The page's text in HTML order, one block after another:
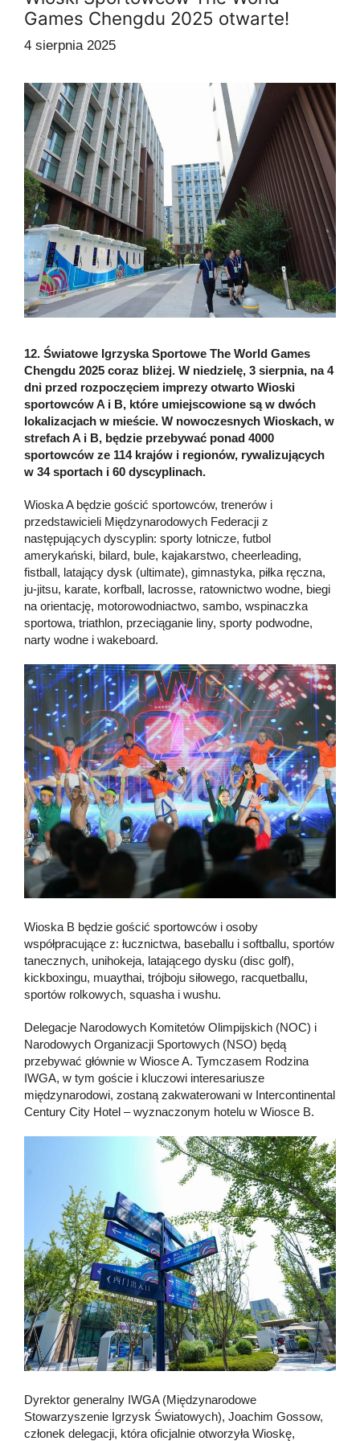
Games Chengdu 2025 otwarte!
4 sierpnia 2025
12. Światowe Igrzyska Sportowe The World Games
Chengdu 2025 coraz bliżej. W niedzielę, 3 sierpnia, na 4
dni przed rozpoczęciem imprezy otwarto Wioski
sportowców A i B, które umiejscowione są w dwóch
lokalizacjach w mieście. W nowoczesnych Wioskach, w
strefach A i B, będzie przebywać ponad 4000
sportowców ze 114 krajów i regionów, rywalizujących
w 34 sportach i 60 dyscyplinach.
Wioska A będzie gościć sportowców, trenerów i
przedstawicieli Międzynarodowych Federacji z
następujących dyscyplin: sporty lotnicze, futbol
amerykański, bilard, bule, kajakarstwo, cheerleading,
fistball, latający dysk (ultimate), gimnastyka, piłka ręczna,
ju-jitsu, karate, korfball, lacrosse, ratownictwo wodne, biegi
na orientację, motorowodniactwo, sambo, wspinaczka
sportowa, triathlon, przeciąganie liny, sporty podwodne,
narty wodne i wakeboard.
Wioska B będzie gościć sportowców i osoby
współpracujące z: łucznictwa, baseballu i softballu, sportów
tanecznych, unihokeja, latającego dysku (disc golf),
kickboxingu, muaythai, trójboju siłowego, racquetballu,
sportów rolkowych, squasha i wushu.
Delegacje Narodowych Komitetów Olimpijskich (NOC) i
Narodowych Organizacji Sportowych (NSO) będą
przebywać głównie w Wiosce A. Tymczasem Rodzina
IWGA, w tym goście i kluczowi interesariusze
międzynarodowi, zostaną zakwaterowani w Intercontinental
Century City Hotel – wyznaczonym hotelu w Wiosce B.
Dyrektor generalny IWGA (Międzynarodowe
Stowarzyszenie Igrzysk Światowych), Joachim Gossow,
członek delegacji, która oficjalnie otworzyła Wioskę,